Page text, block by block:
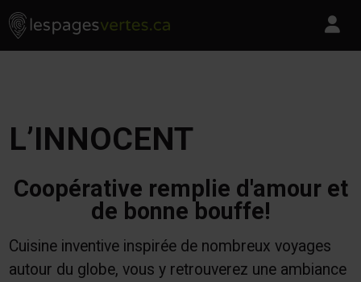
Skip to content
Les Pages Vertes - Go to homepage
L’INNOCENT
Coopérative remplie d'amour et
de bonne bouffe!
Cuisine inventive inspirée de nombreux voyages
autour du globe, vous y retrouverez une ambiance